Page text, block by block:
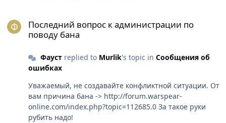
Последний вопрос к администрации по
поводу бана
Фаустreplied to Murlik's topic in Сообщения об
ошибках
Уважаемый, не создавайте конфликтной ситуации. От
вам причина бана -> http://forum.warspear-
online.com/index.php?topic=112685.0 За такое руки
рубить надо!